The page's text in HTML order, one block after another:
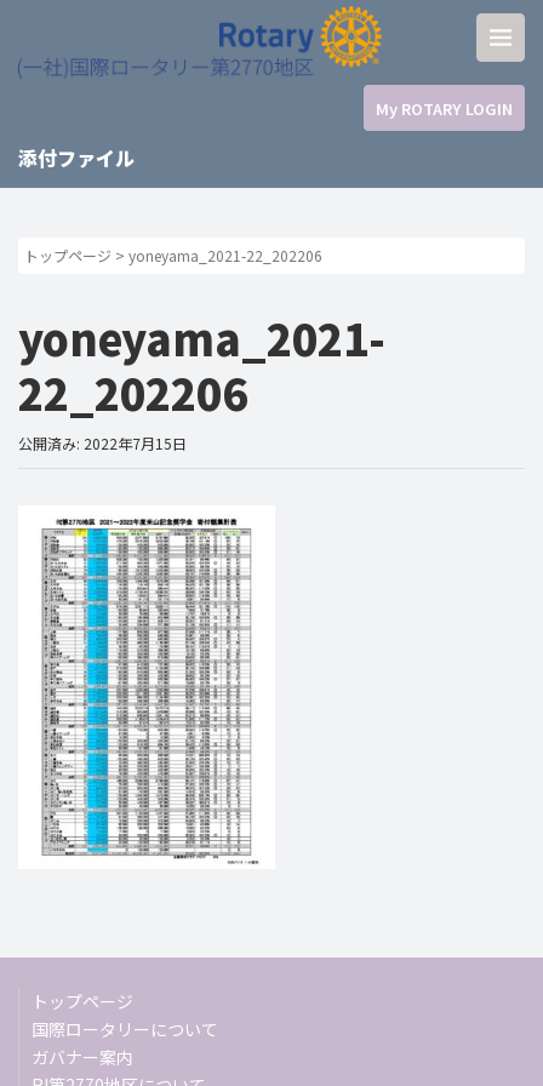
My ROTARY LOGIN
添付ファイル
トップページ > yoneyama_2021-22_202206
yoneyama_2021-
22_202206
公開済み: 2022年7月15日
トップページ
国際ロータリーについて
ガバナー案内